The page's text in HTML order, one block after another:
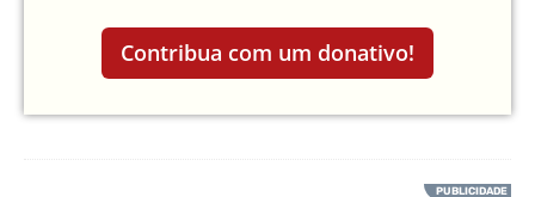
Contribua com um donativo!